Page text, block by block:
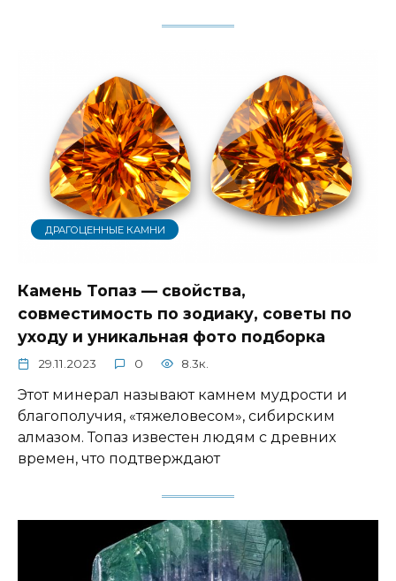
ДРАГОЦЕННЫЕ КАМНИ
Камень Топаз — свойства,
совместимость по зодиаку, советы по
уходу и уникальная фото подборка
29.11.2023 0 8.3к.
Этот минерал называют камнем мудрости и
благополучия, «тяжеловесом», сибирским
алмазом. Топаз известен людям с древних
времен, что подтверждают